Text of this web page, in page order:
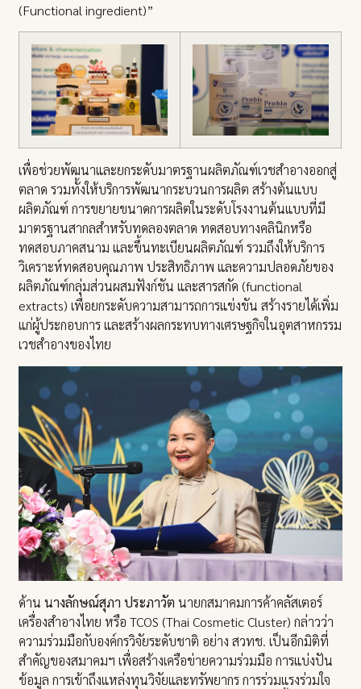
(Functional ingredient)”
เพื่อช่วยพัฒนาและยกระดับมาตรฐานผลิตภัณฑ์เวชสำอางออกสู่
ตลาด รวมทั้งให้บริการพัฒนากระบวนการผลิต สร้างต้นแบบ
ผลิตภัณฑ์ การขยายขนาดการผลิตในระดับโรงงานต้นแบบที่มี
มาตรฐานสากลสำหรับทดลองตลาด ทดสอบทางคลินิกหรือ
ทดสอบภาคสนาม และขึ้นทะเบียนผลิตภัณฑ์ รวมถึงให้บริการ
วิเคราะห์ทดสอบคุณภาพ ประสิทธิภาพ และความปลอดภัยของ
ผลิตภัณฑ์กลุ่มส่วนผสมฟังก์ชัน และสารสกัด (functional
extracts) เพื่อยกระดับความสามารถการแข่งขัน สร้างรายได้เพิ่ม
แก่ผู้ประกอบการ และสร้างผลกระทบทางเศรษฐกิจในอุตสาหกรรม
เวชสำอางของไทย
ด้าน นางลักษณ์สุภา ประภาวัต นายกสมาคมการค้าคลัสเตอร์
เครื่องสำอางไทย หรือ TCOS (Thai Cosmetic Cluster) กล่าวว่า
ความร่วมมือกับองค์กรวิจัยระดับชาติ อย่าง สวทช. เป็นอีกมิติที่
สำคัญของสมาคมฯ เพื่อสร้างเครือข่ายความร่วมมือ การแบ่งปัน
ข้อมูล การเข้าถึงแหล่งทุนวิจัยและทรัพยากร การร่วมแรงร่วมใจ